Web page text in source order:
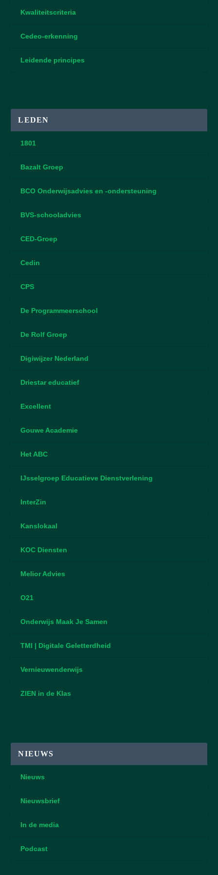
Kwaliteitscriteria
Cedeo-erkenning
Leidende principes
LEDEN
1801
Bazalt Groep
BCO Onderwijsadvies en -ondersteuning
BVS-schooladvies
CED-Groep
Cedin
CPS
De Programmeerschool
De Rolf Groep
Digiwijzer Nederland
Driestar educatief
Excellent
Gouwe Academie
Het ABC
IJsselgroep Educatieve Dienstverlening
InterZin
Kanslokaal
KOC Diensten
Melior Advies
O21
Onderwijs Maak Je Samen
TMI | Digitale Geletterdheid
Vernieuwenderwijs
ZIEN in de Klas
NIEUWS
Nieuws
Nieuwsbrief
In de media
Podcast